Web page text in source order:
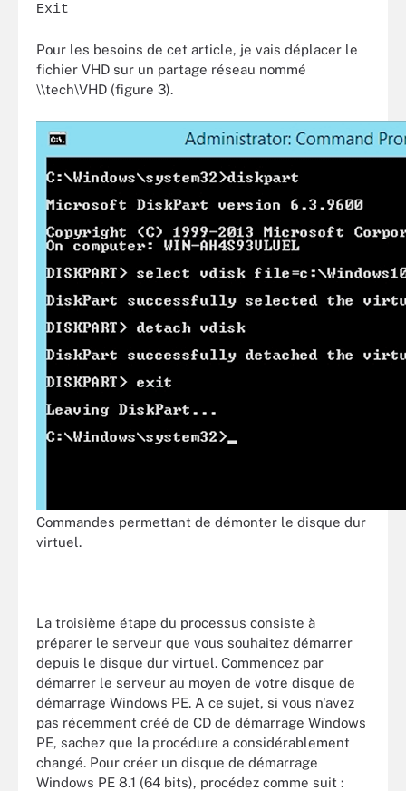
Exit
Pour les besoins de cet article, je vais déplacer le
fichier VHD sur un partage réseau nommé
\\tech\VHD (figure 3).
Commandes permettant de démonter le disque dur
virtuel.
La troisième étape du processus consiste à
préparer le serveur que vous souhaitez démarrer
depuis le disque dur virtuel. Commencez par
démarrer le serveur au moyen de votre disque de
démarrage Windows PE. A ce sujet, si vous n'avez
pas récemment créé de CD de démarrage Windows
PE, sachez que la procédure a considérablement
changé. Pour créer un disque de démarrage
Windows PE 8.1 (64 bits), procédez comme suit :